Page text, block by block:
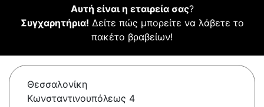
Αυτή είναι η εταιρεία σας?
Συγχαρητήρια! Δείτε πώς μπορείτε να λάβετε το
πακέτο βραβείων!
Θεσσαλονίκη
Κωνσταντινουπόλεως 4